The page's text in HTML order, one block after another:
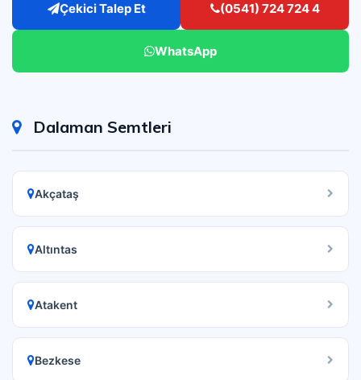
Çekici Talep Et (0541) 724 724 4
WhatsApp
Dalaman Semtleri
Akçataş
Altıntas
Atakent
Bezkese